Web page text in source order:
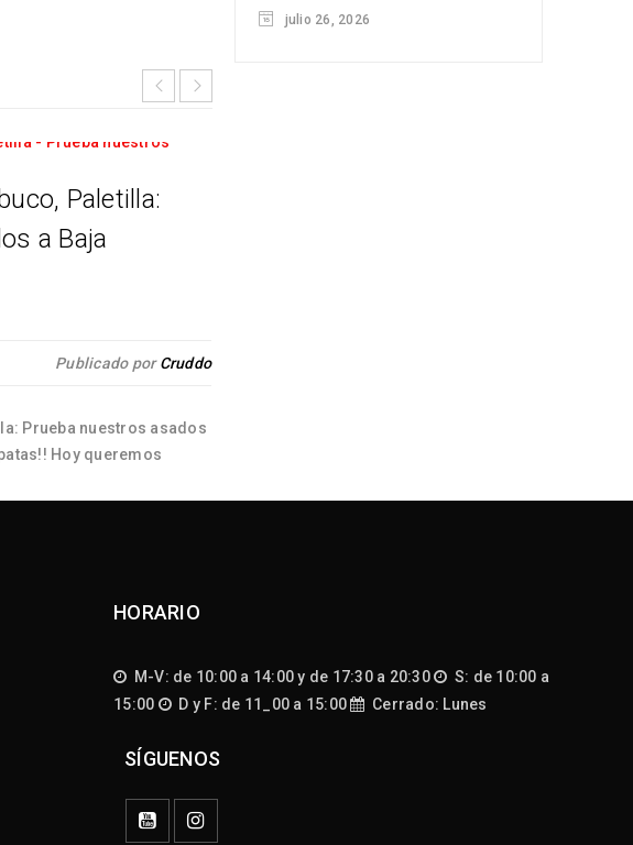
Paletilla:
a Baja
Publicado porCruddo
Prueba nuestros asados
Hoy queremos
julio 26, 2026
HORARIO
M-V: de 10:00 a 14:00 y de 17:30 a 20:30
S: de 10:00 a
15:00
D y F: de 11_00 a 15:00 Cerrado: Lunes
SÍGUENOS